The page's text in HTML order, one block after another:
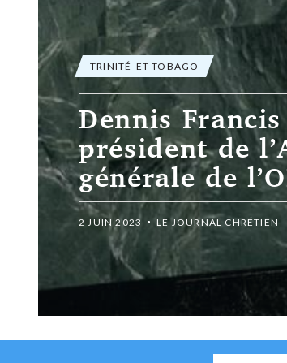
TRINITÉ-ET-TOBAGO
Dennis
président de
générale de
2 JUIN 2023 LE JOURNAL CHRÉTIEN